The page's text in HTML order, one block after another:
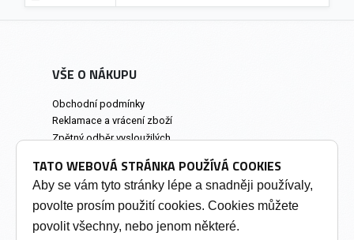
VŠE O NÁKUPU
Obchodní podmínky
Reklamace a vrácení zboží
Zpětný odběr vysloužilých
Prodejna a osobní odběr
INFORMACE
TATO WEBOVÁ STRÁNKA POUŽÍVÁ COOKIES
Aby se vám tyto stránky lépe a snadněji používaly,
povolte prosím použití cookies. Cookies můžete
povolit všechny, nebo jenom některé.